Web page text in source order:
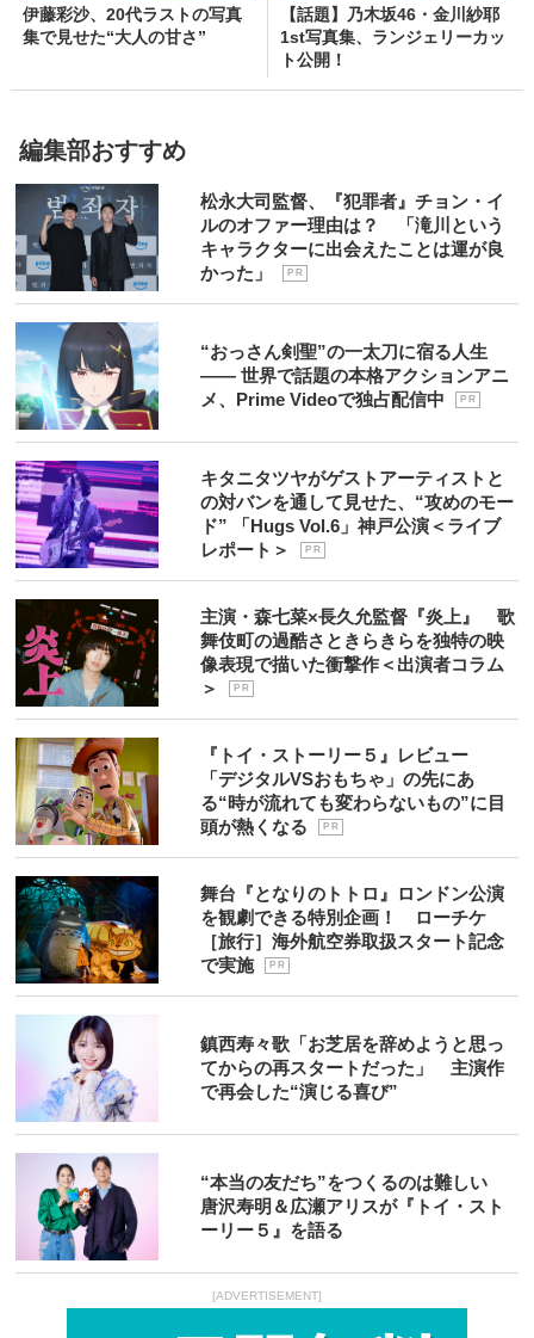
伊藤彩沙、20代ラストの写真
集で見せた“大人の甘さ”
【話題】乃木坂46・金川紗耶
1st写真集、ランジェリーカッ
ト公開！
編集部おすすめ
松永大司監督、『犯罪者』チョン・イ
ルのオファー理由は？ 「滝川という
キャラクターに出会えたことは運が良
かった」
P R
“おっさん剣聖”の一太刀に宿る人生
―― 世界で話題の本格アクションアニ
メ、Prime Videoで独占配信中
P R
キタニタツヤがゲストアーティストと
の対バンを通して見せた、“攻めのモー
ド” 「Hugs Vol.6」神戸公演＜ライブ
レポート＞
P R
主演・森七菜×長久允監督『炎上』 歌
舞伎町の過酷さときらきらを独特の映
像表現で描いた衝撃作＜出演者コラム
＞
P R
『トイ・ストーリー５』レビュー
「デジタルVSおもちゃ」の先にあ
る“時が流れても変わらないもの”に目
頭が熱くなる
P R
舞台『となりのトトロ』ロンドン公演
を観劇できる特別企画！ ローチケ
［旅行］海外航空券取扱スタート記念
で実施
P R
鎮西寿々歌「お芝居を辞めようと思っ
てからの再スタートだった」 主演作
で再会した“演じる喜び”
“本当の友だち”をつくるのは難しい
唐沢寿明＆広瀬アリスが『トイ・スト
ーリー５』を語る
[ADVERTISEMENT]